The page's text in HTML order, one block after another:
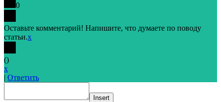
0
Оставьте комментарий! Напишите, что думаете по поводу
статьи.x
()
x
| Ответить
Insert